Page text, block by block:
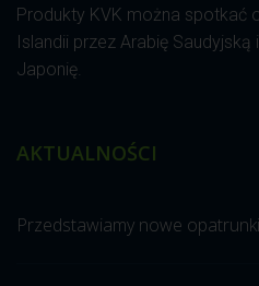
Produkty KVK można spotkać
Islandii przez Arabię Saudyjską
Japonię.
AKTUALNOŚCI
Przedstawiamy nowe